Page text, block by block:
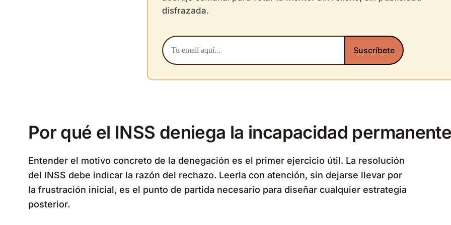
disfrazada.
Por qué el INSS deniega la incapacidad
Entender el motivo concreto de la denegación es el primer ejercicio útil. La resolución
del INSS debe indicar la razón del rechazo. Leerla con atención, sin dejarse llevar por
la frustración inicial, es el punto de partida necesario para diseñar cualquier estrategia
posterior.